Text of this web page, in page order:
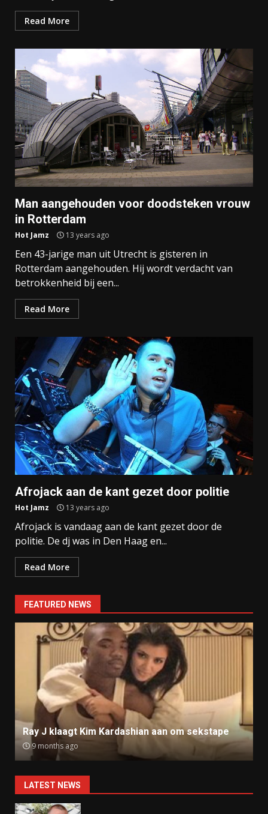
Read More
Man aangehouden voor doodsteken vrouw
in Rotterdam
Hot Jamz 13 years ago
Een 43-jarige man uit Utrecht is gisteren in
Rotterdam aangehouden. Hij wordt verdacht van
betrokkenheid bij een...
Read More
Afrojack aan de kant gezet door politie
Hot Jamz 13 years ago
Afrojack is vandaag aan de kant gezet door de
politie. De dj was in Den Haag en...
Read More
FEATURED NEWS
Ray J klaagt Kim Kardashian aan om sekstape
9 months ago
LATEST NEWS